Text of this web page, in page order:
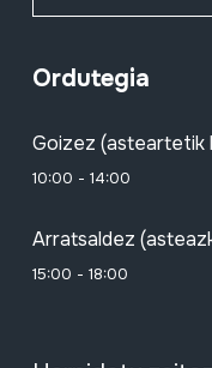
Ordutegia
Goizez (asteartetik
10:00 - 14:00
Arratsaldez
15:00 - 18:00